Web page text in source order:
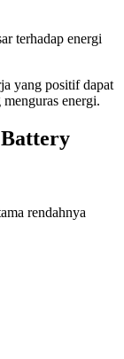
terhadap energi
yang positif dapat
energi.
rendahnya